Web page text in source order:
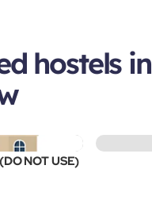
hostels in
NOT USE)